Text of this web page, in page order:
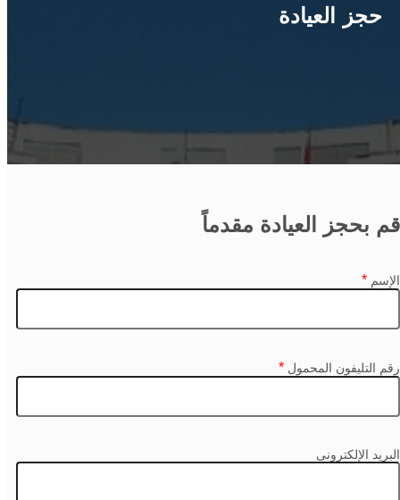
حجز العيادة
قم بحجز العيادة مقدماً
الإسم *
رقم التليفون المحمول *
البريد الإلكترونى